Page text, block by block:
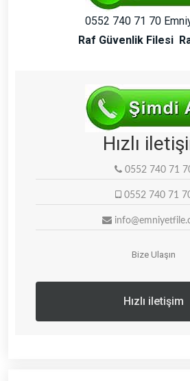
0552 740 71 70
Raf Güvenlik Filesi
Hızlı
0552 740 71
0552 740 71
Bize Ulaşın
Hızlı iletişim